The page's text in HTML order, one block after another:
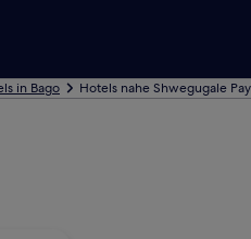
in Bago Hotels nahe Shwegugale